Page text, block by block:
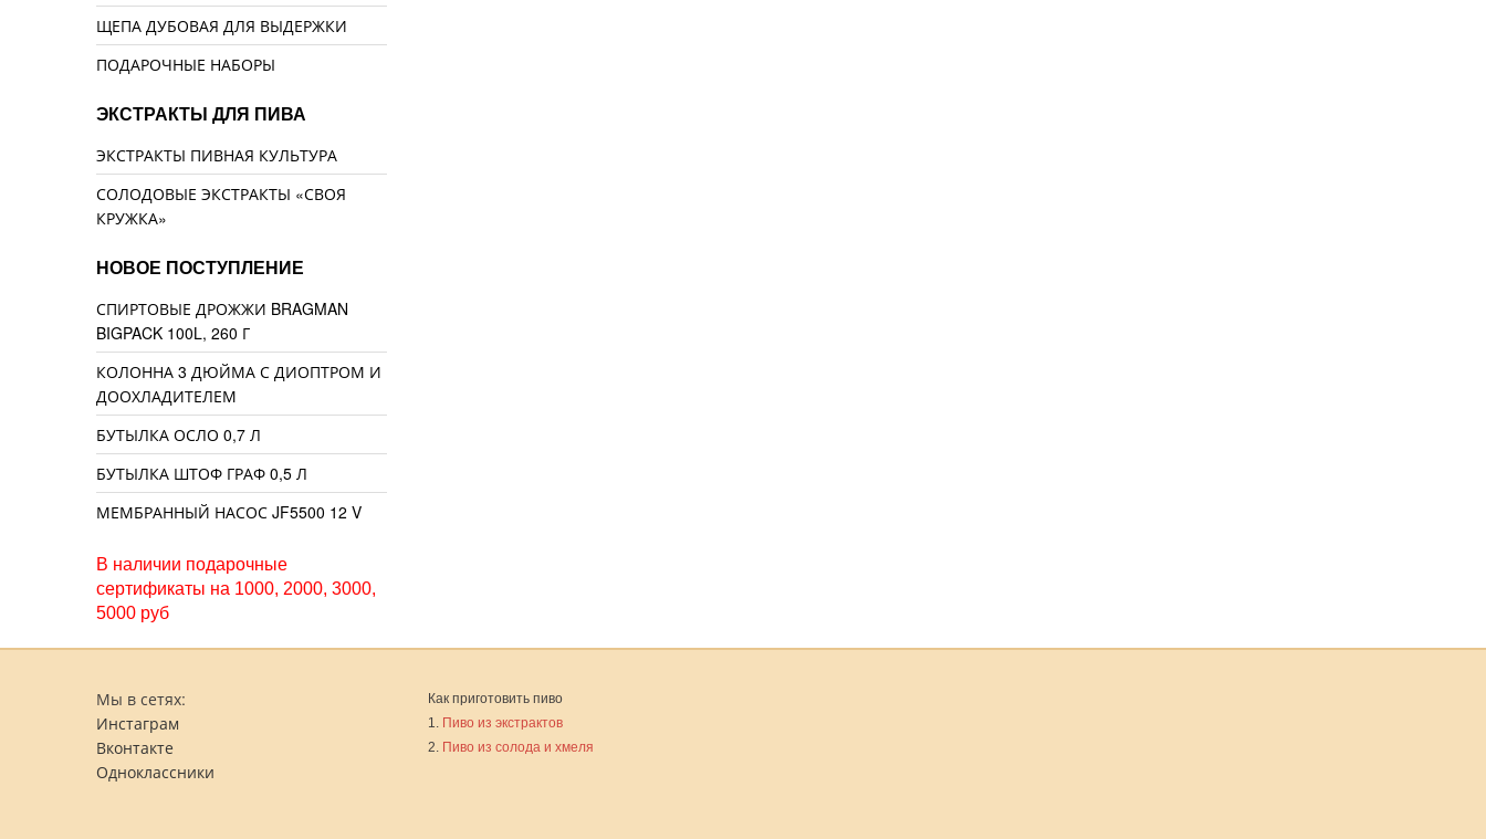
ЩЕПА ДУБОВАЯ ДЛЯ ВЫДЕРЖКИ
ПОДАРОЧНЫЕ НАБОРЫ
ЭКСТРАКТЫ ДЛЯ ПИВА
ЭКСТРАКТЫ ПИВНАЯ КУЛЬТУРА
СОЛОДОВЫЕ ЭКСТРАКТЫ «СВОЯ
КРУЖКА»
НОВОЕ ПОСТУПЛЕНИЕ
СПИРТОВЫЕ ДРОЖЖИ BRAGMAN
BIGPACK 100L, 260 Г
КОЛОННА 3 ДЮЙМА С ДИОПТРОМ И
ДООХЛАДИТЕЛЕМ
БУТЫЛКА ОСЛО 0,7 Л
БУТЫЛКА ШТОФ ГРАФ 0,5 Л
МЕМБРАННЫЙ НАСОС JF5500 12 V
В наличии подарочные
сертификаты на 1000, 2000, 3000,
5000 руб
Мы в сетях:
Инстаграм
Вконтакте
Одноклассники
Как приготовить пиво
1. Пиво из экстрактов
2. Пиво из солода и хмеля